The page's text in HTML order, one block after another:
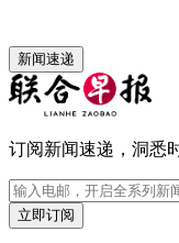
新闻速递
订阅新闻速递，洞悉
立即订阅